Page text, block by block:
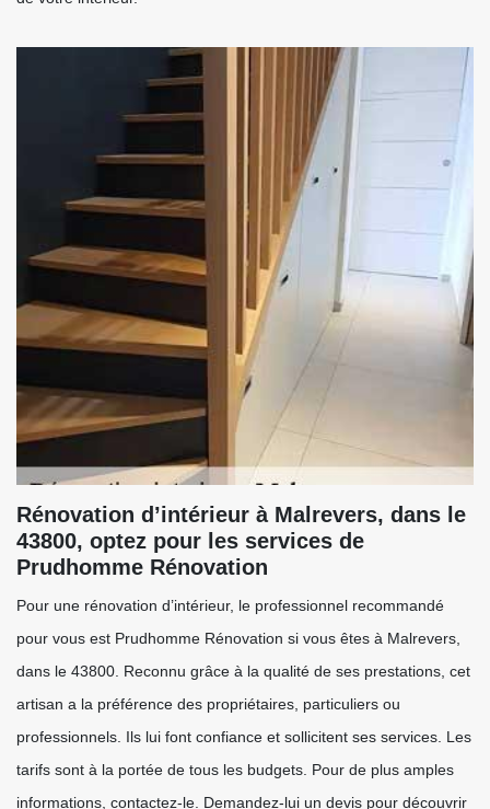
Rénovation d’intérieur à Malrevers, dans le
43800, optez pour les services de
Prudhomme Rénovation
Pour une rénovation d’intérieur, le professionnel recommandé
pour vous est Prudhomme Rénovation si vous êtes à Malrevers,
dans le 43800. Reconnu grâce à la qualité de ses prestations, cet
artisan a la préférence des propriétaires, particuliers ou
professionnels. Ils lui font confiance et sollicitent ses services. Les
tarifs sont à la portée de tous les budgets. Pour de plus amples
informations, contactez-le. Demandez-lui un devis pour découvrir